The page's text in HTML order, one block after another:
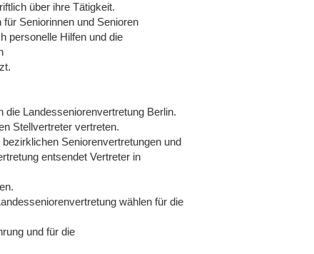
über ihre Tätigkeit.
Seniorinnen und Senioren
personelle Hilfen und die
die Landesseniorenvertretung Berlin.
Stellvertreter vertreten.
Seniorenvertretungen und
entsendet Vertreter in
wählen für die
und für die